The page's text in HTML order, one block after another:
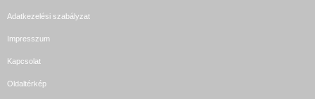
Adatkezelési szabályzat
Impresszum
Kapcsolat
Oldaltérkép